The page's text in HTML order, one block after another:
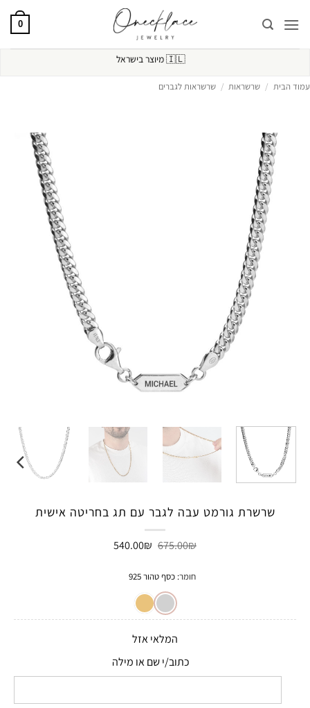
0
🇮🇱מיוצר בישראל
עמוד הבית / שרשראות / שרשראות לגברים
שרשרת גורמט עבה לגבר עם תג בחריטה אישית
675.00₪ המחיר
675.00₪.
540.00₪ המחיר
חומר:כסף טהור 925
המלאי אזל
כתוב/י שם או מילה